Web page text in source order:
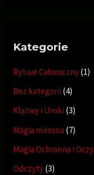
Kategorie
Rytuał Całoroczny 1
Bez kategorii 4
Klątwy i Uroki 3
Magia miłosna 7
Magia Ochronna i
Odczyty 3